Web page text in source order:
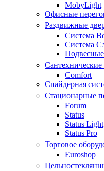
MobyLight
Офисные
Раздвижные
Система
Система
Сантехнические
Comfort
Спайдерная
Стационарные
Forum
Status
Status Light
Status Pro
Торговое
Euroshop